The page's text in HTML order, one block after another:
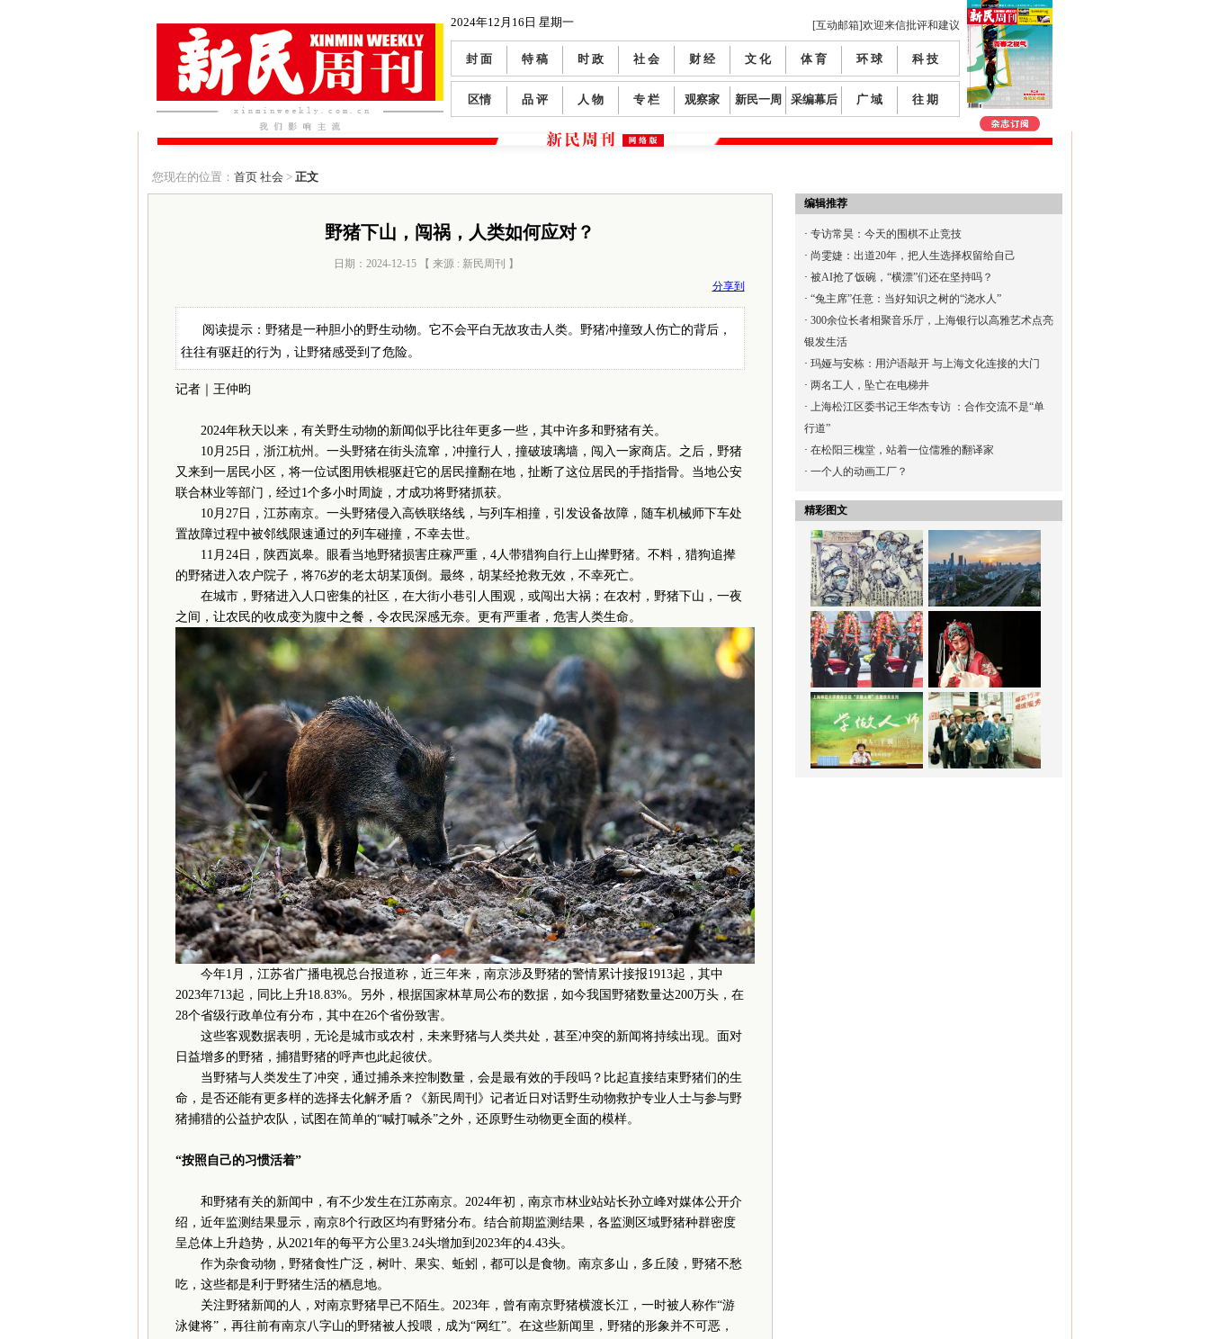
2024年12月16日 星期一 [互动邮箱]欢迎来信批评和建议
封 面 特 稿 时 政 社 会 财 经 文 化 体 育 环 球 科 技
区情 品 评 人 物 专 栏 观察家 新民一周 采编幕后 广 域 往 期
您现在的位置： 首页 社会 > 正文
野猪下山，闯祸，人类如何应对？
日期：2024-12-15 【 来源 : 新民周刊 】
分享到
阅读提示：野猪是一种胆小的野生动物。它不会平白无故攻击人类。野猪冲撞致人伤亡的背后，
往往有驱赶的行为，让野猪感受到了危险。
记者｜王仲昀
2024年秋天以来，有关野生动物的新闻似乎比往年更多一些，其中许多和野猪有关。
10月25日，浙江杭州。一头野猪在街头流窜，冲撞行人，撞破玻璃墙，闯入一家商店。之后，野猪
又来到一居民小区，将一位试图用铁棍驱赶它的居民撞翻在地，扯断了这位居民的手指指骨。当地公安
联合林业等部门，经过1个多小时周旋，才成功将野猪抓获。
10月27日，江苏南京。一头野猪侵入高铁联络线，与列车相撞，引发设备故障，随车机械师下车处
置故障过程中被邻线限速通过的列车碰撞，不幸去世。
11月24日，陕西岚皋。眼看当地野猪损害庄稼严重，4人带猎狗自行上山撵野猪。不料，猎狗追撵
的野猪进入农户院子，将76岁的老太胡某顶倒。最终，胡某经抢救无效，不幸死亡。
在城市，野猪进入人口密集的社区，在大街小巷引人围观，或闯出大祸；在农村，野猪下山，一夜
之间，让农民的收成变为腹中之餐，令农民深感无奈。更有严重者，危害人类生命。
今年1月，江苏省广播电视总台报道称，近三年来，南京涉及野猪的警情累计接报1913起，其中
2023年713起，同比上升18.83%。另外，根据国家林草局公布的数据，如今我国野猪数量达200万头，在
28个省级行政单位有分布，其中在26个省份致害。
这些客观数据表明，无论是城市或农村，未来野猪与人类共处，甚至冲突的新闻将持续出现。面对
日益增多的野猪，捕猎野猪的呼声也此起彼伏。
当野猪与人类发生了冲突，通过捕杀来控制数量，会是最有效的手段吗？比起直接结束野猪们的生
命，是否还能有更多样的选择去化解矛盾？《新民周刊》记者近日对话野生动物救护专业人士与参与野
猪捕猎的公益护农队，试图在简单的“喊打喊杀”之外，还原野生动物更全面的模样。
“按照自己的习惯活着”
和野猪有关的新闻中，有不少发生在江苏南京。2024年初，南京市林业站站长孙立峰对媒体公开介
绍，近年监测结果显示，南京8个行政区均有野猪分布。结合前期监测结果，各监测区域野猪种群密度
呈总体上升趋势，从2021年的每平方公里3.24头增加到2023年的4.43头。
作为杂食动物，野猪食性广泛，树叶、果实、蚯蚓，都可以是食物。南京多山，多丘陵，野猪不愁
吃，这些都是利于野猪生活的栖息地。
关注野猪新闻的人，对南京野猪早已不陌生。2023年，曾有南京野猪横渡长江，一时被人称作“游
泳健将”，再往前有南京八字山的野猪被人投喂，成为“网红”。在这些新闻里，野猪的形象并不可恶，
编辑推荐
· 专访常昊：今天的围棋不止竞技
· 尚雯婕：出道20年，把人生选择权留给自己
· 被AI抢了饭碗，“横漂”们还在坚持吗？
· “兔主席”任意：当好知识之树的“浇水人”
· 300余位长者相聚音乐厅，上海银行以高雅艺术点亮
银发生活
· 玛娅与安栋：用沪语敲开 与上海文化连接的大门
· 两名工人，坠亡在电梯井
· 上海松江区委书记王华杰专访 ：合作交流不是“单
行道”
· 在松阳三槐堂，站着一位儒雅的翻译家
· 一个人的动画工厂？
精彩图文